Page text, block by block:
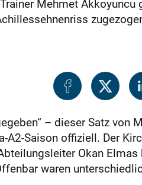
Mehmet
– dieser Satz
A2-Saison offiziell. Der
Okan
waren